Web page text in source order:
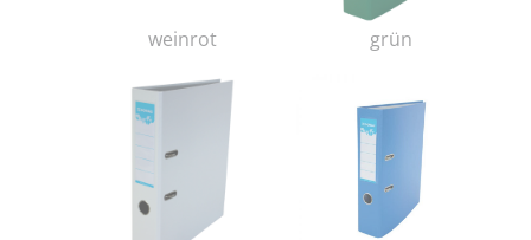
weinrot grün